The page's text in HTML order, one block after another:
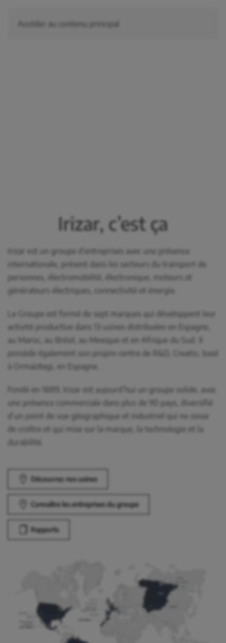
Accéder au contenu principal
Irizar, c’est ça
Irizar est un groupe d’entreprises avec une présence
internationale, présent dans les secteurs du transport de
personnes, électromobilité, électronique, moteurs et
générateurs électriques, connectivité et énergie.
Le Groupe est formé de sept marques qui développent leur
activité productive dans 13 usines distribuées en Espagne,
au Maroc, au Brésil, au Mexique et en Afrique du Sud. Il
possède également son propre centre de R&D, Creatio, basé
à Ormaiztegi, en Espagne.
Fondé en 1889, Irizar est aujourd’hui un groupe solide, avec
une présence commerciale dans plus de 90 pays, diversifié
d’un point de vue géographique et industriel qui ne cesse
de croître et qui mise sur la marque, la technologie et la
durabilité.
Découvrez nos usines
Connaître les entreprises du groupe
Rapports